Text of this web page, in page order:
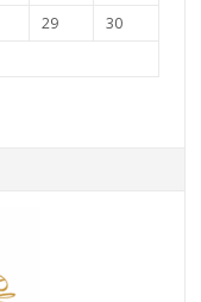
29
30